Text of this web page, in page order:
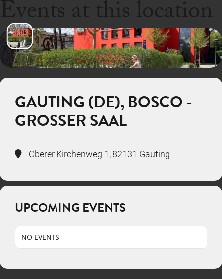
Events at this location
GAUTING (DE), BOSCO -
GROSSER SAAL
Oberer Kirchenweg 1, 82131 Gauting
UPCOMING EVENTS
NO EVENTS